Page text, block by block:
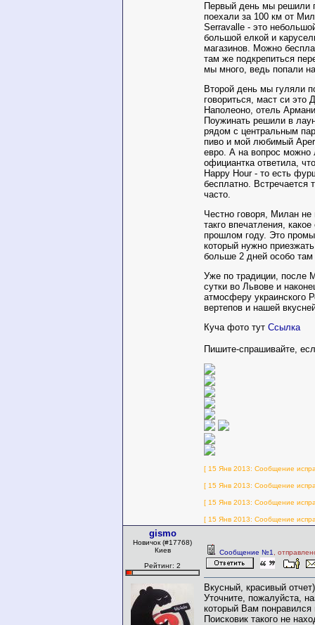
Первый день мы решили
поехали за 100 км от
Serravalle - это
большой елкой и
магазинов. Можно
там же подкрепиться
мы много, ведь попали
Второй день мы гуляли
говориться, маст си это
Наполеоно, отель
Поужинать решили в
рядом с центральным
пиво и мой любимый
евро. А на вопрос можно
официантка ответила,
Happy Hour - то есть
бесплатно. Встречается
часто.
Честно говоря, Милан не
такго впечатления,
прошлом году. Это
который нужно
больше 2 дней особо там
Уже по традиции, после
сутки во Львове и
атмосферу украинского
вертепов и нашей
Куча фото тут Ссылка
Пишите-спрашивайте,
[ 15 Янв 2013: Сообщение
[ 15 Янв 2013: Сообщение
[ 15 Янв 2013: Сообщение
[ 15 Янв 2013: Сообщение
gismo
Новичок (#17768)
Киев
Рейтинг: 2
Сообщение №1 ,
Вкусный, красивый отчет)
Уточните, пожалуйста,
который Вам
Поисковик такого не